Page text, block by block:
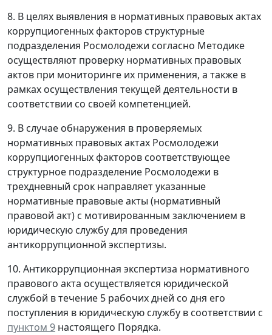
8. В целях выявления в нормативных правовых актах
коррупциогенных факторов структурные
подразделения Росмолодежи согласно Методике
осуществляют проверку нормативных правовых
актов при мониторинге их применения, а также в
рамках осуществления текущей деятельности в
соответствии со своей компетенцией.
9. В случае обнаружения в проверяемых
нормативных правовых актах Росмолодежи
коррупциогенных факторов соответствующее
структурное подразделение Росмолодежи в
трехдневный срок направляет указанные
нормативные правовые акты (нормативный
правовой акт) с мотивированным заключением в
юридическую службу для проведения
антикоррупционной экспертизы.
10. Антикоррупционная экспертиза нормативного
правового акта осуществляется юридической
службой в течение 5 рабочих дней со дня его
поступления в юридическую службу в соответствии с
пунктом 9 настоящего Порядка.